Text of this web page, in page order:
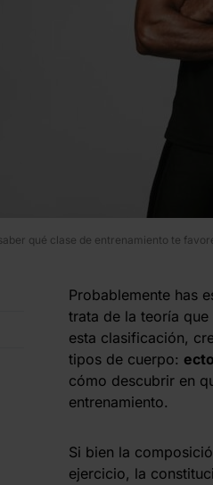
qué clase de entrenamiento te
Probablemente has
trata de la teoría
esta clasificación,
tipos de cuerpo:
cómo descubrir en
entrenamiento.
Si bien la
ejercicio, la